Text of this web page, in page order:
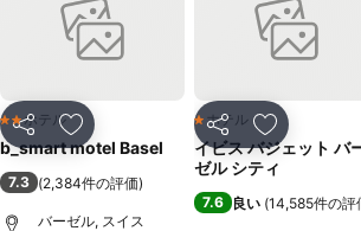
シェア お気に入りに追加
2 ホテルのランク
ホテル
b_smart motel Basel
7.3 (2,384件の評価)
バーゼル, スイス
シェア お気に入
1 ホテルのランク
ホテル
イビス バジェット バ
ゼル シティ
7.6 良い (14,585件の評